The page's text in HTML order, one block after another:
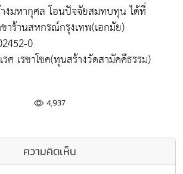
งมหากุศล โอนปัจจัยสมทบทุน ได้ที่
าร้านสหกรณ์กรุงเทพ(เอกมัย)
0
เรขาโชค(ทุนสร้างวัดสามัคคีธรรม)
4,937
ความคิดเห็น